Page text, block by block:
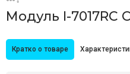
Модуль I-7017RC
Кратко о товаре